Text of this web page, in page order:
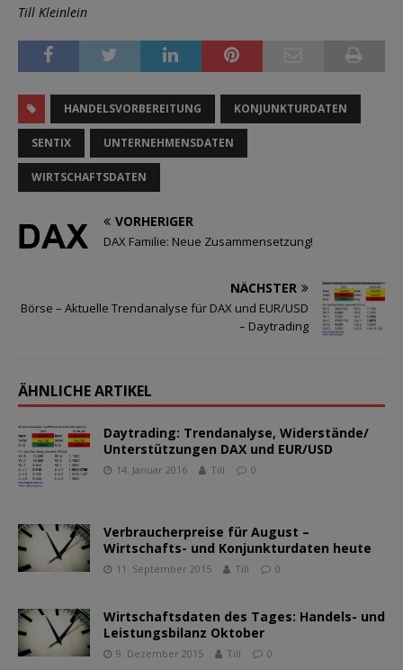
Till Kleinlein
HANDELSVORBEREITUNG KONJUNKTURDATEN
SENTIX UNTERNEHMENSDATEN
WIRTSCHAFTSDATEN
VORHERIGER
DAX Familie: Neue Zusammensetzung!
NÄCHSTER
Börse – Aktuelle Trendanalyse für DAX und EUR/USD
– Daytrading
ÄHNLICHE ARTIKEL
Daytrading: Trendanalyse, Widerstände/
Unterstützungen DAX und EUR/USD
14. Januar 2016 Till 0
Verbraucherpreise für August –
Wirtschafts- und Konjunkturdaten heute
11. September 2015 Till 0
Wirtschaftsdaten des Tages: Handels- und
Leistungsbilanz Oktober
9. Dezember 2015 Till 0